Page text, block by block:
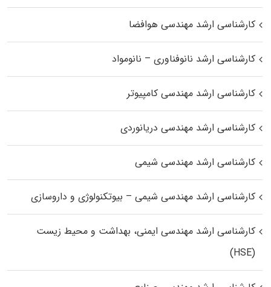
کارشناسی ارشد مهندسی هوافضا
کارشناسی ارشد نانوفناوری – نانومواد
کارشناسی ارشد مهندسی کامپیوتر
کارشناسی ارشد مهندسی دریانوردی
کارشناسی ارشد مهندسی شیمی
کارشناسی ارشد مهندسی شیمی – بیوتکنولوژی و داروسازی
کارشناسی ارشد مهندسی ایمنی، بهداشت و محیط زیست
(HSE)